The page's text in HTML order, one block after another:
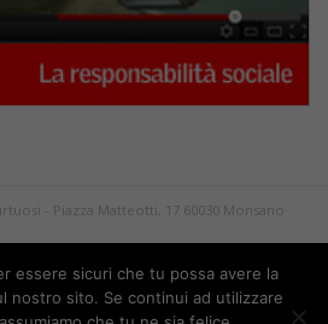
- Piazza Matteotti, 17 60030 Monsano
essere sicuri che tu possa avere la
nostro sito. Se continui ad utilizzare